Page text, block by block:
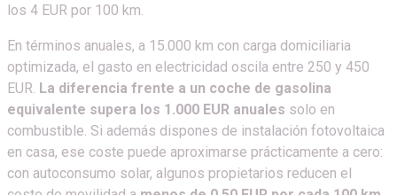
los 4 EUR por 100 km.
En términos anuales, a 15.000 km con carga domiciliaria
optimizada, el gasto en electricidad oscila entre 250 y 450
EUR. La diferencia frente a un coche de gasolina
equivalente supera los 1.000 EUR anuales solo en
combustible. Si además dispones de instalación fotovoltaica
en casa, ese coste puede aproximarse prácticamente a cero:
con autoconsumo solar, algunos propietarios reducen el